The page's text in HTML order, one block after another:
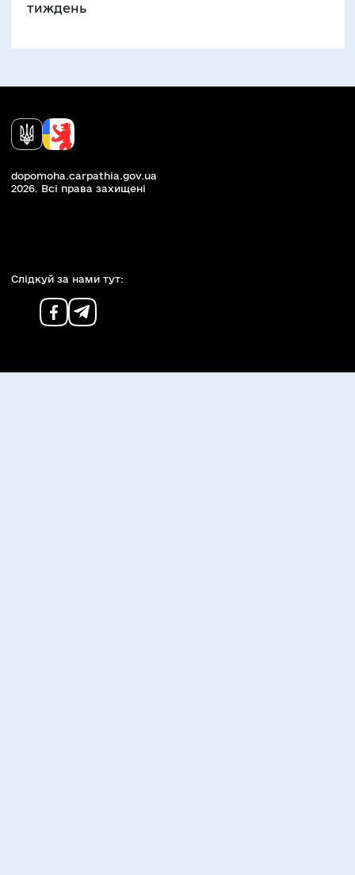
тиждень
dopomoha.carpathia.gov.ua
2026. Всi права захищенi
Слiдкуй за нами тут: